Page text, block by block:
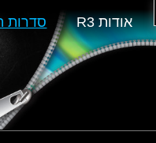
אודות R3 סדרות